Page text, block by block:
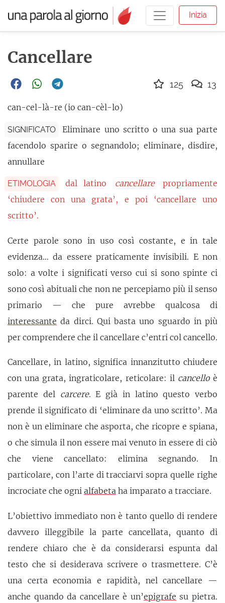
Inizia
Cancellare
can-cel-là-re (io can-cèl-lo)
SIGNIFICATO
Eliminare uno scritto o una sua parte
facendolo sparire o segnandolo; eliminare, disdire,
annullare
ETIMOLOGIA dal latino cancellare
propriamente
‘chiudere con una grata’, e poi ‘cancellare uno
scritto’.
Certe parole sono in uso così costante, e in tale
evidenza… da essere praticamente invisibili. E non
solo: a volte i significati verso cui si sono spinte ci
sono così abituali che non ne percepiamo più il senso
primario — che pure avrebbe qualcosa di
interessante da dirci. Qui basta uno sguardo in più
per comprendere che il cancellare c’entri col cancello.
Cancellare, in latino, significa innanzitutto chiudere
con una grata, ingraticolare, reticolare: il cancelloè
parente del carcere. E già in latino questo verbo
prende il significato di ‘eliminare da uno scritto’. Ma
non è un eliminare che asporta, che ricopre e spiana,
o che simula il non essere mai venuto in essere di ciò
che viene cancellato: elimina segnando. In
particolare, con l’arte di tracciarvi sopra quelle righe
incrociate che ogni alfabeta ha imparato a tracciare.
L’obiettivo immediato non è tanto quello di rendere
davvero illeggibile la parte cancellata, quanto di
rendere chiaro che è da considerarsi espunta dal
testo che si desiderava scrivere o trasmettere. C’è
una certa economia e rapidità, nel cancellare —
anche quando da cancellare è un’epigrafe su pietra.
125 13